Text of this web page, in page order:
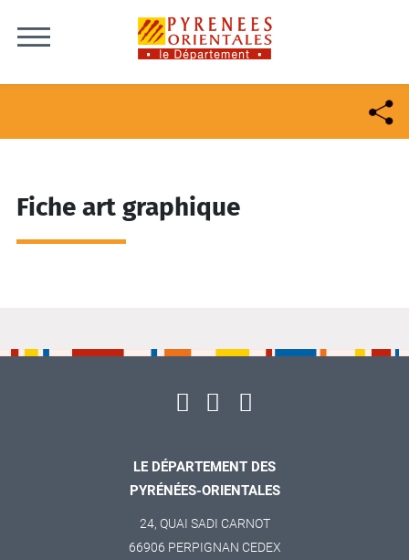
Fiche art graphique
LE DÉPARTEMENT DES
PYRÉNÉES-ORIENTALES
24, QUAI SADI CARNOT
66906 PERPIGNAN CEDEX